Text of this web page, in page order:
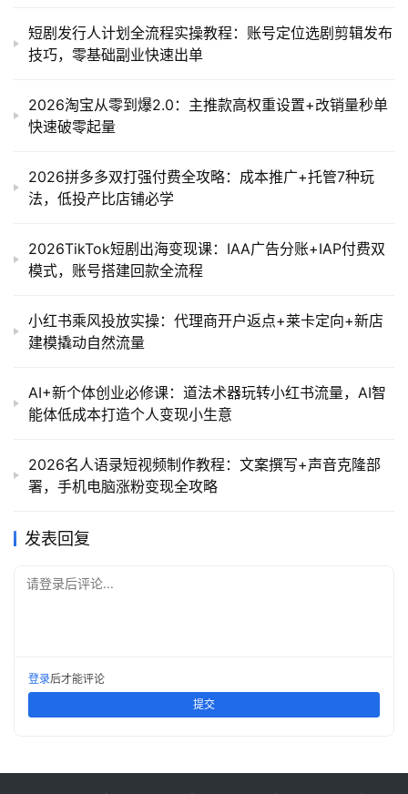
短剧发行人计划全流程实操教程：账号定位选剧剪辑发布
技巧，零基础副业快速出单
2026淘宝从零到爆2.0：主推款高权重设置+改销量秒单
快速破零起量
2026拼多多双打强付费全攻略：成本推广+托管7种玩
法，低投产比店铺必学
2026TikTok短剧出海变现课：IAA广告分账+IAP付费双
模式，账号搭建回款全流程
小红书乘风投放实操：代理商开户返点+莱卡定向+新店
建模撬动自然流量
AI+新个体创业必修课：道法术器玩转小红书流量，AI智
能体低成本打造个人变现小生意
2026名人语录短视频制作教程：文案撰写+声音克隆部
署，手机电脑涨粉变现全攻略
发表回复
请登录后评论...
登录后才能评论
提交